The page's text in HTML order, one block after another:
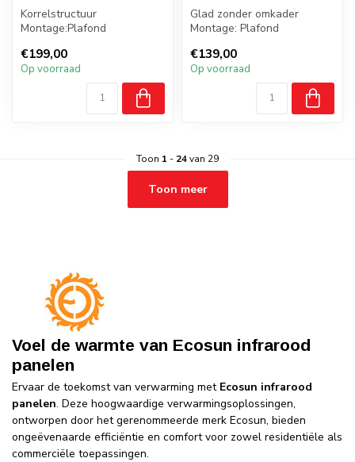
Korrelstructuur
Montage:Plafond
Badkamer: Ja, zone 2,3
€199,00
Op voorraad
Glad zonder omkader
Montage: Plafond
Badkamer: Nee
€139,00
Op voorraad
Toon 1 - 24van 29
Toon meer
Voel de warmte van Ecosun infrarood
panelen
Ervaar de toekomst van verwarming met Ecosun infrarood
panelen. Deze hoogwaardige verwarmingsoplossingen,
ontworpen door het gerenommeerde merk Ecosun, bieden
ongeëvenaarde efficiëntie en comfort voor zowel residentiële als
commerciële toepassingen.